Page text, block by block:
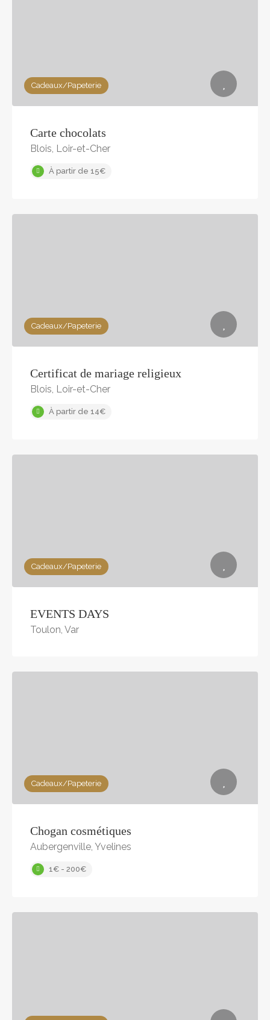
Cadeaux/Papeterie
Carte chocolats
Blois, Loir-et-Cher
À partir de 15€
Cadeaux/Papeterie
Certificat de mariage religieux
Blois, Loir-et-Cher
À partir de 14€
Cadeaux/Papeterie
EVENTS DAYS
Toulon, Var
Cadeaux/Papeterie
Chogan cosmétiques
Aubergenville, Yvelines
1€ - 200€